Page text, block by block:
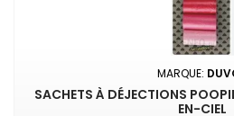
MARQUE:
SACHETS À DÉJECTIONS
EN-CIEL